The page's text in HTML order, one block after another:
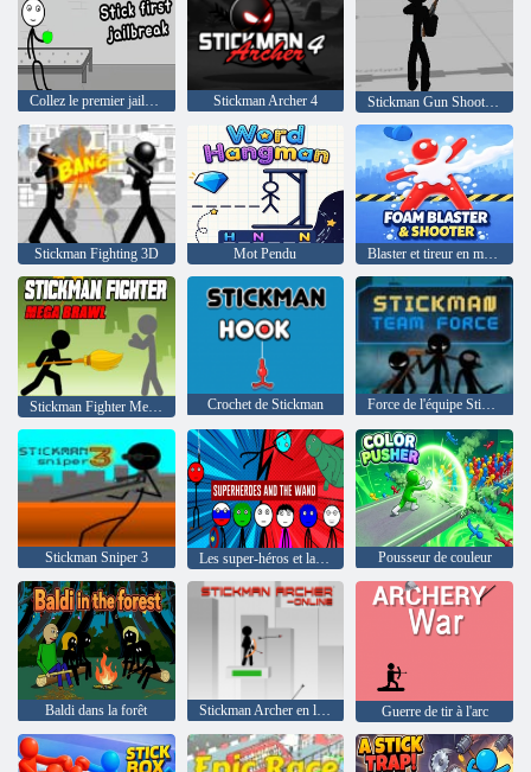
Collez le premier jailbreak Stickman Archer 4 Stickman Gun Shooter 3D
Stickman Fighting 3D Mot Pendu Blaster et tireur en mousse
Crochet de Stickman Force de l'équipe Stickman
Stickman Sniper 3 Les super-héros et la baguette Pousseur de couleur
Baldi dans la forêt Stickman Archer en ligne Guerre de tir à l'arc